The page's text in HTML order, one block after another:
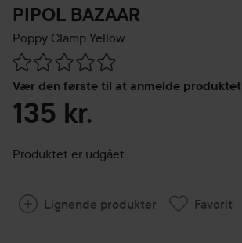
PIPOL BAZAAR
Poppy Clamp Yellow
Vær den første til at anmelde produktet
Gå til Anmeldelser & kommentarer
135 kr.
Produktet er udgået
Lignende produkter Favorit